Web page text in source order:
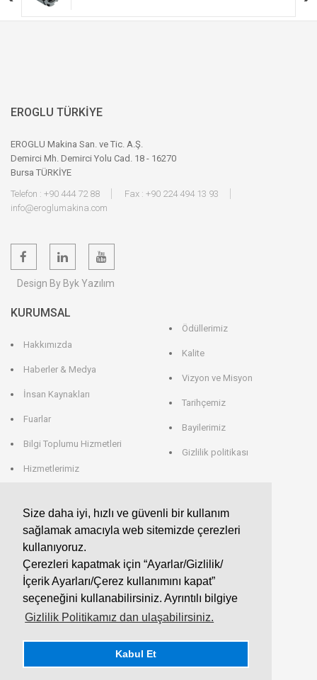
Size daha iyi, hızlı ve güvenli bir kullanım
sağlamak amacıyla web sitemizde çerezleri
kullanıyoruz.
Çerezleri kapatmak için “Ayarlar/Gizlilik/
İçerik Ayarları/Çerez kullanımını kapat”
seçeneğini kullanabilirsiniz. Ayrıntılı bilgiye
Gizlilik Politikamız dan ulaşabilirsiniz.
Kabul Et
EROGLU TÜRKİYE
EROGLU Makina San. ve Tic. A.Ş.
Demirci Mh. Demirci Yolu Cad. 18 - 16270
Bursa TÜRKİYE
Telefon : +90 444 72 88
Fax : +90 224 494 13 93
info@eroglumakina.com
Design By Byk Yazılım
KURUMSAL
Hakkımızda
Haberler & Medya
İnsan Kaynakları
Fuarlar
Bilgi Toplumu Hizmetleri
Hizmetlerimiz
Ödüllerimiz
Kalite
Vizyon ve Misyon
Tarihçemiz
Bayilerimiz
Gizlilik politikası
EROGLU ALMANYA
EROGLU Präzisionswerkzeuge GmbH
Heerweg 9 - 72116 Mössingen
GERMANY
Telefon : +49 7473 95 45 - 0
Fax : +49 7473 95 45 - 25